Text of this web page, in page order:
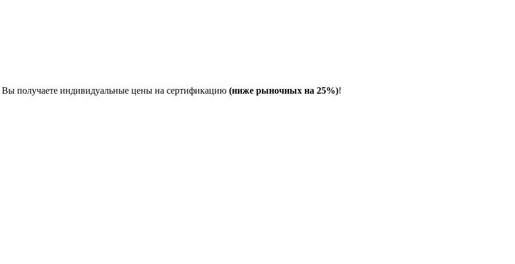
Вы получаете индивидуальные цены на сертификацию (ниже рыночных на 25%)!